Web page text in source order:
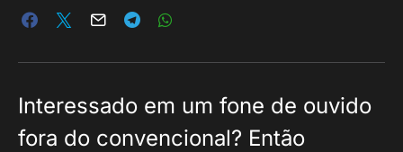
Interessado em um fone de ouvido
fora do convencional? Então